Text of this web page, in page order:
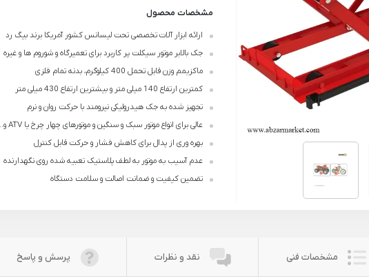
مشخصات محصول
ارائه ابزار آلات تخصصی تحت لیسانس کشور آمریکا برند بیگ رد
جک بالابر موتور سیکلت پر کاربرد برای تعمیرگاه و شوروم ها و غیره
ماکزیمم وزن قابل تحمل 400 کیلوگرم، بدنه تمام فلزی
کمترین ارتفاع 140 میلی متر و بیشترین ارتفاع 430 میلی متر
تجهیز شده به جک هیدرولیکی نیرومند با حرکت روان و نرم
عالی برای انواع موتور سبک و سنگین و موتورهای چهار چرخ یا ATV و..
بهره وری از پدال برای کاهش فشار و حرکت قابل کنترل
عدم آسیب به موتور به لطف پلاستیک تعبیه شده روی نگهدارنده
تضمین کیفیت و ضمانت اصالت و سلامت دستگاه
مشخصات فنی نقد و نظرات پرسش و پاسخ